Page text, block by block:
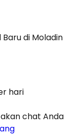
Barudi Moladin
hari
chat Anda